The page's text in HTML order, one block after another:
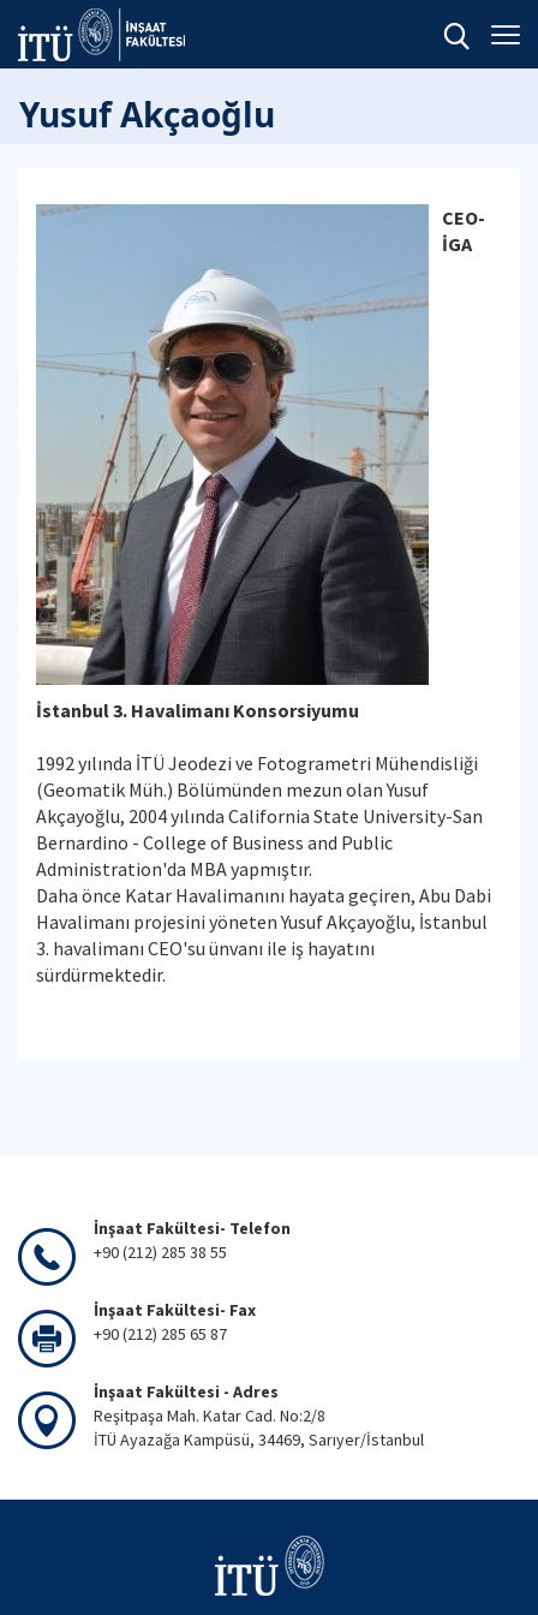
Yusuf Akçaoğlu
CEO-
İGA
İstanbul 3. Havalimanı Konsorsiyumu
1992 yılında İTÜ Jeodezi ve Fotogrametri Mühendisliği
(Geomatik Müh.) Bölümünden mezun olan Yusuf
Akçayoğlu, 2004 yılında California State University-San
Bernardino - College of Business and Public
Administration'da MBA yapmıştır.
Daha önce Katar Havalimanını hayata geçiren, Abu Dabi
Havalimanı projesini yöneten Yusuf Akçayoğlu, İstanbul
3. havalimanı CEO'su ünvanı ile iş hayatını
sürdürmektedir.
İnşaat Fakültesi- Telefon
+90 (212) 285 38 55
İnşaat Fakültesi- Fax
+90 (212) 285 65 87
İnşaat Fakültesi - Adres
Reşitpaşa Mah. Katar Cad. No:2/8
İTÜ Ayazağa Kampüsü, 34469, Sarıyer/İstanbul